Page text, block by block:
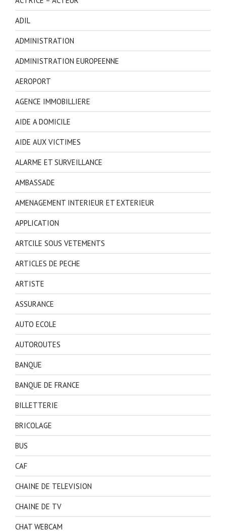
ADIL
ADMINISTRATION
ADMINISTRATION EUROPEENNE
AEROPORT
AGENCE IMMOBILLIERE
AIDE A DOMICILE
AIDE AUX VICTIMES
ALARME ET SURVEILLANCE
AMBASSADE
AMENAGEMENT INTERIEUR ET EXTERIEUR
APPLICATION
ARTCILE SOUS VETEMENTS
ARTICLES DE PECHE
ARTISTE
ASSURANCE
AUTO ECOLE
AUTOROUTES
BANQUE
BANQUE DE FRANCE
BILLETTERIE
BRICOLAGE
BUS
CAF
CHAINE DE TELEVISION
CHAINE DE TV
CHAT WEBCAM